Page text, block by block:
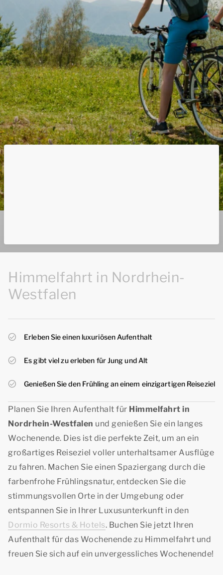
Himmelfahrt in Nordrhein-
Westfalen
Erleben Sie einen luxuriösen Aufenthalt
Es gibt viel zu erleben für Jung und Alt
Genießen Sie den Frühling an einem einzigartigen Reiseziel
Planen Sie Ihren Aufenthalt für Himmelfahrt in
Nordrhein-Westfalen und genießen Sie ein langes
Wochenende. Dies ist die perfekte Zeit, um an ein
großartiges Reiseziel voller unterhaltsamer Ausflüge
zu fahren. Machen Sie einen Spaziergang durch die
farbenfrohe Frühlingsnatur, entdecken Sie die
stimmungsvollen Orte in der Umgebung oder
entspannen Sie in Ihrer Luxusunterkunft in den
Dormio Resorts & Hotels. Buchen Sie jetzt Ihren
Aufenthalt für das Wochenende zu Himmelfahrt und
freuen Sie sich auf ein unvergessliches Wochenende!